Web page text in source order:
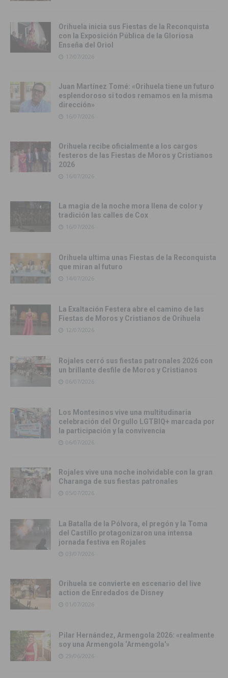
Orihuela inicia sus Fiestas de la Reconquista
con la Exposición Pública de la Gloriosa
Enseña del Oriol
17/07/2026
Juan Martínez Tomé: «Orihuela tiene un futuro
esplendoroso si todos remamos en la misma
dirección»
16/07/2026
Orihuela recibe oficialmente a los cargos
festeros de las Fiestas de Moros y Cristianos
2026
16/07/2026
La magia de la noche mora llena de color y
tradición las calles de Cox
16/07/2026
Orihuela ultima unas Fiestas de la Reconquista
que miran al futuro
14/07/2026
La Exaltación Festera abre el camino de las
Fiestas de Moros y Cristianos de Orihuela
12/07/2026
Rojales cerró sus fiestas patronales 2026 con
un brillante desfile de Moros y Cristianos
06/07/2026
Los Montesinos vive una multitudinaria
celebración del Orgullo LGTBIQ+ marcada por
la participación y la convivencia
06/07/2026
Rojales vive una noche inolvidable con la gran
Charanga de sus fiestas patronales
05/07/2026
La Batalla de la Pólvora, el pregón y la Toma
del Castillo protagonizaron una intensa
jornada festiva en Rojales
03/07/2026
Orihuela se convierte en escenario del live
action de Enredados de Disney
01/07/2026
Pilar Hernández, Armengola 2026: «realmente
soy una Armengola ‘Armengola'»
29/06/2026